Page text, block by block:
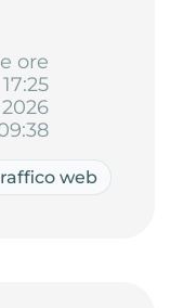
ore
17:25
web